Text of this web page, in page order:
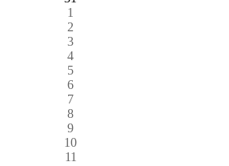
1
2
3
4
5
6
7
8
9
10
11